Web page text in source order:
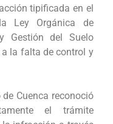
tipificada en el
Ley Orgánica de
Gestión del Suelo
a la falta de control y
Cuenca reconoció
el trámite